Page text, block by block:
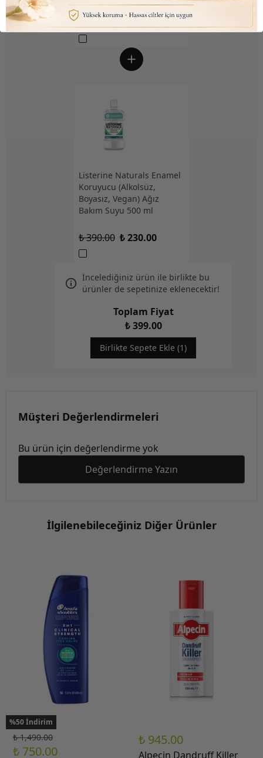
Listerine Naturals Enamel
Koruyucu (Alkolsüz,
Boyasız, Vegan) Ağız
Bakım Suyu 500 ml
₺ 390.00 ₺ 230.00
İncelediğiniz ürün ile birlikte bu
ürünler de sepetinize eklenecektir!
Toplam Fiyat
₺ 399.00
Birlikte Sepete Ekle (1)
Müşteri Değerlendirmeleri
Bu ürün için değerlendirme yok
Değerlendirme Yazın
İlgilenebileceğiniz Diğer Ürünler
%50 İndirim
₺ 1,490.00
₺ 750.00
₺ 945.00
Alpecin Dandruff Killer